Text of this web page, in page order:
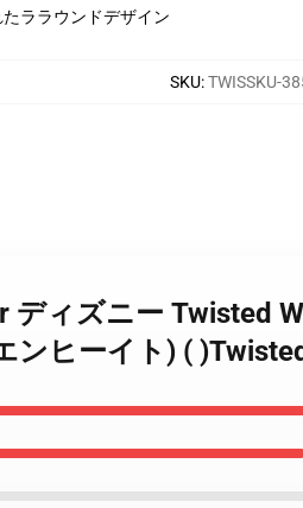
ララウンドデザイン
SKU:TWISSKU-
ディズニー Twisted
ンヒーイト) (